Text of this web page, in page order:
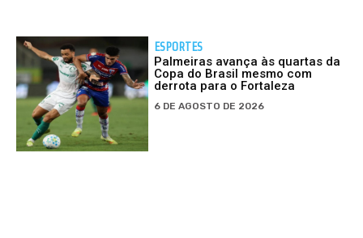
ESPORTES
Palmeiras avança às quartas da
Copa do Brasil mesmo com
derrota para o Fortaleza
6 DE AGOSTO DE 2026